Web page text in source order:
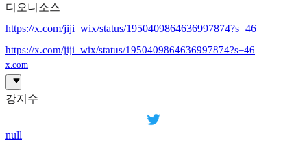
디오니소스
https://x.com/jiji_wix/status/1950409864636997874?s=46
https://x.com/jiji_wix/status/1950409864636997874?s=46
x.com
강지수
null